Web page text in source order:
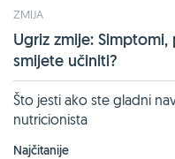
ZMIJA
Ugriz zmije:
smijete učiniti?
Što jesti ako ste gladni
nutricionista
Najčitanije